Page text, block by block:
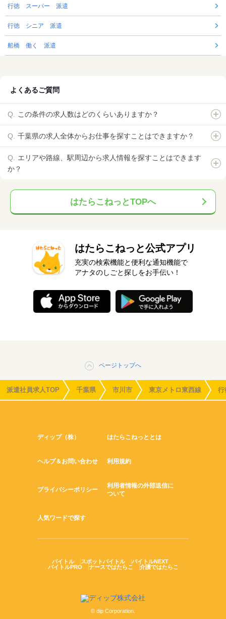
行徳 スーパー 派遣
行徳 シニア 派遣
船橋 働く 派遣
よくあるご質問
この条件の求人数はどのくらいありますか？
千葉県の求人全体からお仕事を探すことはできますか？
エリアや路線、駅周辺から求人情報を探すことはできます
か？
はたらこねっとTOPへ
はたらこねっと公式アプリ
充実の検索機能と便利な通知機能で
アナタのしごと探しをお手伝い！
ページトップへ
派遣社員求人TOP 千葉県 市川市 東京メトロ東西線 行
ディップ（株） はたらこねっととは
ヘルプ＆お問い合わせ 利用規約
プライバシーポリシー
利用者情報の外部送信に
ついて
人気ワードで探す
バイトル スポットバイトル
バイトルNEXT
バイトルPRO
ナースではたらこ 介護ではたらこ
© dip Corporation.